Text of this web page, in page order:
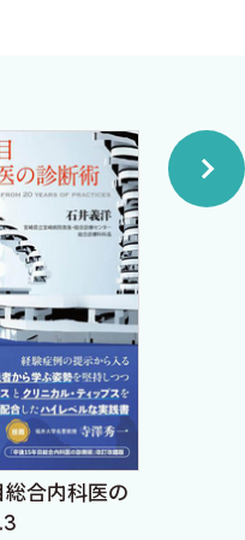
全ての主訴でTime
で問診すればスムーズに
頭をみるだけで，フロー
むだけでも十分な学習
ての医療従事者の皆さ
ト化のアドバイスをくれ
合内科医の